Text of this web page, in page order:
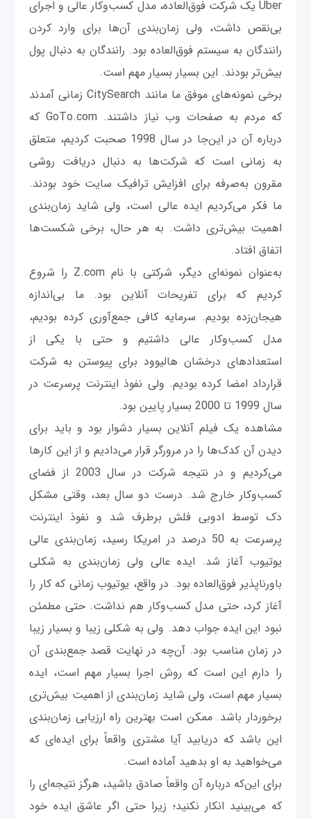
Uber یک شرکت فوق‌العاده، مدل کسب‌وکار عالی و اجرای
بی‌نقص داشت، ولی زمان‌بندی آن‌ها برای وارد کردن
رانندگان به سیستم فوق‌العاده بود. رانندگان به دنبال پول
بیش‌تر بودند. این بسیار بسیار مهم است.
برخی نمونه‌های موفق ما مانند CitySearch زمانی آمدند
که مردم به صفحات وب نیاز داشتند. GoTo.com که
درباره آن در این‌جا در سال 1998 صحبت کردیم، متعلق
به زمانی است که شرکت‌ها به‌ دنبال دریافت روشی
مقرون به‌صرفه برای افزایش ترافیک سایت خود بودند.
ما فکر می‌کردیم ایده عالی است، ولی شاید زمان‌بندی
اهمیت بیش‌تری داشت. به هر حال، برخی شکست‌ها
اتفاق افتاد.
به‌عنوان نمونه‌ای دیگر، شرکتی با نام Z.com را شروع
کردیم که برای تفریحات آنلاین بود. ما بی‌اندازه
هیجان‌زده بودیم. سرمایه کافی جمع‌آوری کرده بودیم،
مدل کسب‌وکار عالی داشتیم و حتی با یکی از
استعدادهای درخشان هالیوود برای پیوستن به شرکت
قرارداد امضا کرده بودیم. ولی نفوذ اینترنت پرسرعت در
سال 1999 تا 2000 بسیار پایین بود.
مشاهده یک فیلم آنلاین بسیار دشوار بود و باید برای
دیدن آن کدک‌ها را در مرورگر قرار می‌دادیم و از این کارها
می‌کردیم و در نتیجه شرکت در سال 2003 از فضای
کسب‌وکار خارج شد. درست دو سال بعد، وقتی مشکل
دک توسط ادوبی فلش برطرف شد و نفوذ اینترنت
پرسرعت به 50 درصد در امریکا رسید، زمان‌بندی عالی
یوتیوب آغاز شد. ایده عالی ولی زمان‌بندی به شکلی
باورناپذیر فوق‌العاده بود. در واقع، یوتیوب زمانی که کار را
آغاز کرد، حتی مدل کسب‌وکار هم نداشت. حتی مطمئن
نبود این ایده جواب دهد. ولی به شکلی زیبا و بسیار زیبا
در زمان مناسب بود. آن‌چه در نهایت قصد جمع‌بندی آن
را دارم این است که روش اجرا بسیار مهم است، ایده
بسیار مهم است، ولی شاید زمان‌بندی از اهمیت بیش‌تری
برخوردار باشد. ممکن است بهترین راه ارزیابی زمان‌بندی
این باشد که دریابید آیا مشتری واقعاً برای ایده‌ای که
می‌خواهید به او بدهید آماده است.
برای این‌که درباره آن واقعاً صادق باشید، هرگز نتیجه‌ای را
که می‌بینید انکار نکنید؛ زیرا حتی اگر عاشق ایده خود